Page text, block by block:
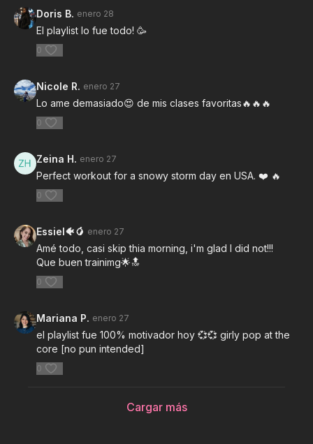
Doris B. enero 28
El playlist lo fue todo! 🥳
0
Nicole R. enero 27
Lo ame demasiado😍 de mis clases favoritas🔥🔥🔥
0
Zeina H. enero 27
Perfect workout for a snowy storm day en USA. ❤️ 🔥
0
Essiel🐠🥭 enero 27
Amé todo, casi skip thia morning, i'm glad I did not!!!
Que buen trainimg🌟🔝
0
Mariana P. enero 27
el playlist fue 100% motivador hoy 💞💞 girly pop at the
core [no pun intended]
0
Cargar más